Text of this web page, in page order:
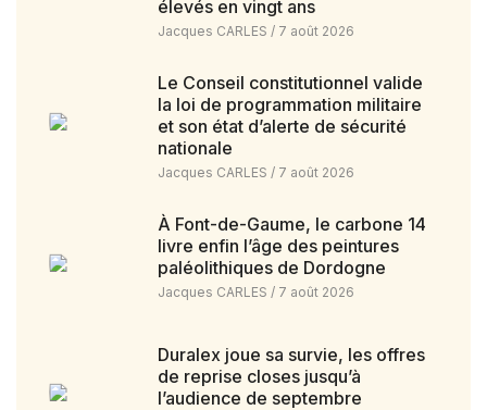
élevés en vingt ans
Jacques CARLES 7 août 2026
Le Conseil constitutionnel valide
la loi de programmation militaire
et son état d’alerte de sécurité
nationale
Jacques CARLES 7 août 2026
À Font-de-Gaume, le carbone 14
livre enfin l’âge des peintures
paléolithiques de Dordogne
Jacques CARLES 7 août 2026
Duralex joue sa survie, les offres
de reprise closes jusqu’à
l’audience de septembre